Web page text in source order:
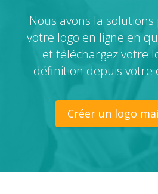
Produits imprimés
À propos
Blog
SE
Nous avons la
votre logo en ligne en
et téléchargez votre
définition depuis votre
Créer un logo